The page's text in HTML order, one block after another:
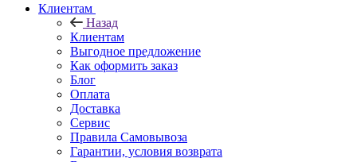
Клиентам
Назад
Клиентам
Выгодное предложение
Как оформить заказ
Блог
Оплата
Доставка
Сервис
Правила Самовывоза
Гарантии, условия возврата